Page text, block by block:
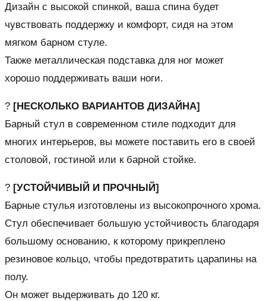
Дизайн с высокой спинкой, ваша спина будет
чувствовать поддержку и комфорт, сидя на этом
мягком барном стуле.
Также металлическая подставка для ног может
хорошо поддерживать ваши ноги.
? [НЕСКОЛЬКО ВАРИАНТОВ ДИЗАЙНА]
Барный стул в современном стиле подходит для
многих интерьеров, вы можете поставить его в своей
столовой, гостиной или к барной стойке.
? [УСТОЙЧИВЫЙ И ПРОЧНЫЙ]
Барные стулья изготовлены из высокопрочного хрома.
Стул обеспечивает большую устойчивость благодаря
большому основанию, к которому прикреплено
резиновое кольцо, чтобы предотвратить царапины на
полу.
Он может выдерживать до 120 кг.